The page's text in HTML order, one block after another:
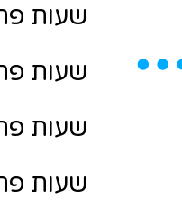
שעות פתיחה
שעות
שעות
שעות פתיחה